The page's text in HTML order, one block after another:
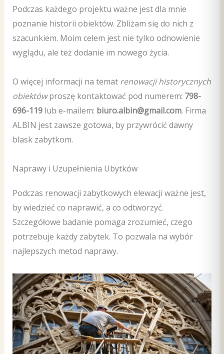
Podczas każdego projektu ważne jest dla mnie
poznanie historii obiektów. Zbliżam się do nich z
szacunkiem. Moim celem jest nie tylko odnowienie
wyglądu, ale też dodanie im nowego życia.
O więcej informacji na temat renowacji historycznych
obiektówproszę kontaktować pod numerem: 798-
696-119lub e-mailem: biuro.albin@gmail.com. Firma
ALBIN jest zawsze gotowa, by przywrócić dawny
blask zabytkom.
Naprawy i Uzupełnienia Ubytków
Podczas renowacji zabytkowych elewacji ważne jest,
by wiedzieć co naprawić, a co odtworzyć.
Szczegółowe badanie pomaga zrozumieć, czego
potrzebuje każdy zabytek. To pozwala na wybór
najlepszych metod naprawy.